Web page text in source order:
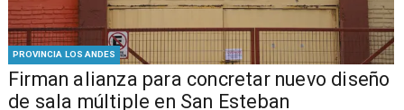
PROVINCIA LOS ANDES
​​Firman alianza para concretar nuevo diseño
de sala múltiple en San Esteban